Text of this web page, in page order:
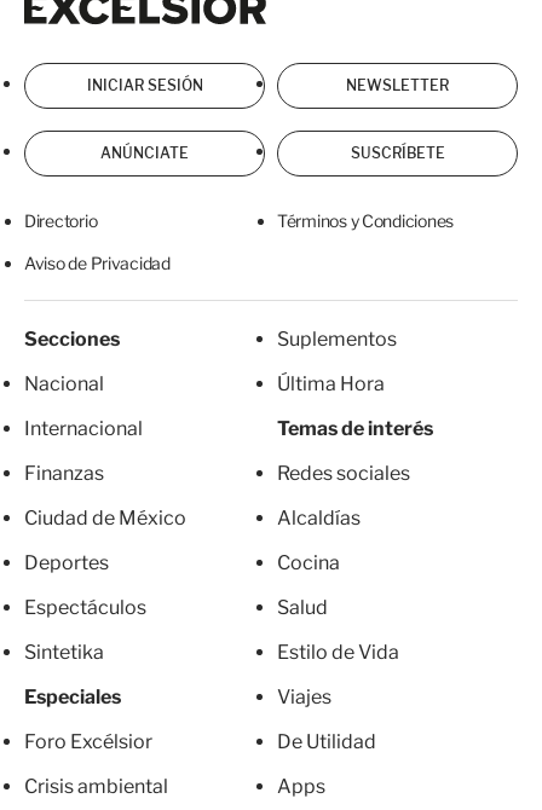
INICIAR SESIÓN NEWSLETTER
ANÚNCIATE SUSCRÍBETE
Directorio Términos y Condiciones
Aviso de Privacidad
Secciones
Nacional
Internacional
Finanzas
Ciudad de México
Deportes
Espectáculos
Sintetika
Especiales
Foro Excélsior
Crisis ambiental
Suplementos
Última Hora
Temas de interés
Redes sociales
Alcaldías
Cocina
Salud
Estilo de Vida
Viajes
De Utilidad
Apps